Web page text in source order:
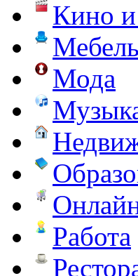
Кино
Мода
Работа